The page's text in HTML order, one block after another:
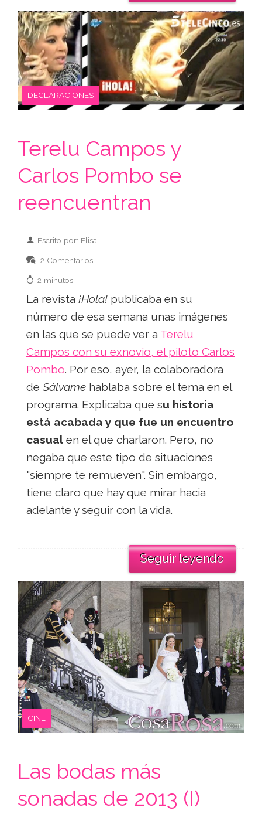
DECLARACIONES
Terelu Campos y
Carlos Pombo se
reencuentran
Escrito por: Elisa
2 Comentarios
2 minutos
La revista ¡Hola! publicaba en su
número de esa semana unas imágenes
en las que se puede ver a Terelu
Campos con su exnovio, el piloto Carlos
Pombo. Por eso, ayer, la colaboradora
de Sálvame hablaba sobre el tema en el
programa. Explicaba que su historia
está acabada y que fue un encuentro
casual en el que charlaron. Pero, no
negaba que este tipo de situaciones
"siempre te remueven". Sin embargo,
tiene claro que hay que mirar hacia
adelante y seguir con la vida.
Seguir leyendo
CINE
Las bodas más
sonadas de 2013 (I)